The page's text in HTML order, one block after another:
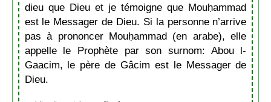
dieu que Dieu et je témoigne que Mouḥammad
est le Messager de Dieu. Si la personne n’arrive
pas à prononcer Mouḥammad (en arabe), elle
appelle le Prophète par son surnom: Abou l-
Gaacim, le père de Gâcim est le Messager de
Dieu.